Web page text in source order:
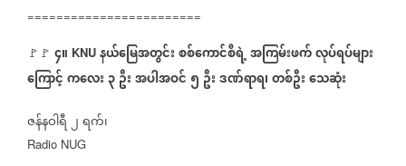
========================
🚩🚩 ၄။ KNU နယ်မြေအတွင်းစစ်ကောင်စီရဲ့အကြမ်းဖက်လုပ်ရပ်များ
ကြောင့်ကလေး၃ဦးအပါအဝင် ၅ ဦးဒဏ်ရာရ၊တစ်ဦးသေဆုံး
ဇန်နဝါရီ၂ရက်၊
Radio NUG